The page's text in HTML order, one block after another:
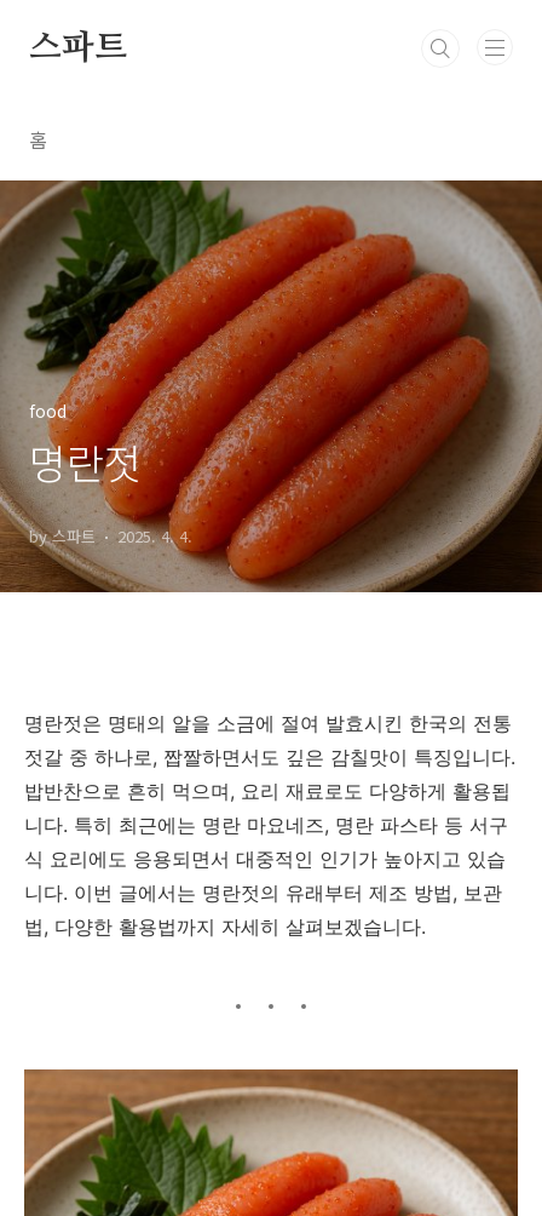
스파트
홈
food
명란젓
by 스파트 2025. 4. 4.
명란젓은 명태의 알을 소금에 절여 발효시킨 한국의 전통
젓갈 중 하나로, 짭짤하면서도 깊은 감칠맛이 특징입니다.
밥반찬으로 흔히 먹으며, 요리 재료로도 다양하게 활용됩
니다. 특히 최근에는 명란 마요네즈, 명란 파스타 등 서구
식 요리에도 응용되면서 대중적인 인기가 높아지고 있습
니다. 이번 글에서는 명란젓의 유래부터 제조 방법, 보관
법, 다양한 활용법까지 자세히 살펴보겠습니다.